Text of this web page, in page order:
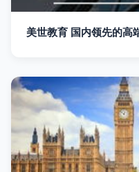
美世教育 国内领先的高